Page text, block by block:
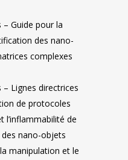
Guide pour la
des nano-
complexes
Lignes directrices
de protocoles
l’inflammabilité de
nano-objets
manipulation et le